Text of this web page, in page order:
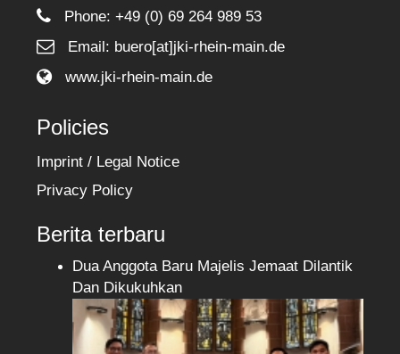
Phone:+49 (0) 69 264 989 53
Email: buero[at]jki-rhein-main.de
www.jki-rhein-main.de
Policies
Imprint / Legal Notice
Privacy Policy
Berita terbaru
Dua Anggota Baru Majelis Jemaat Dilantik
Dan Dikukuhkan